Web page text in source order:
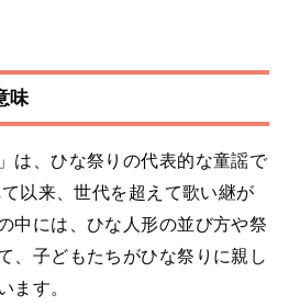
味
は、ひな祭りの代表的な童謡で
以来、世代を超えて歌い継が
中には、ひな人形の並び方や祭
、子どもたちがひな祭りに親し
ます。